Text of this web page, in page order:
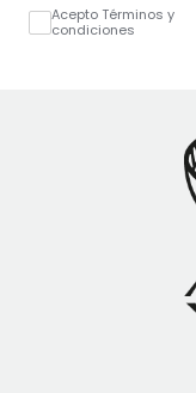
Acepto Términos y
condiciones